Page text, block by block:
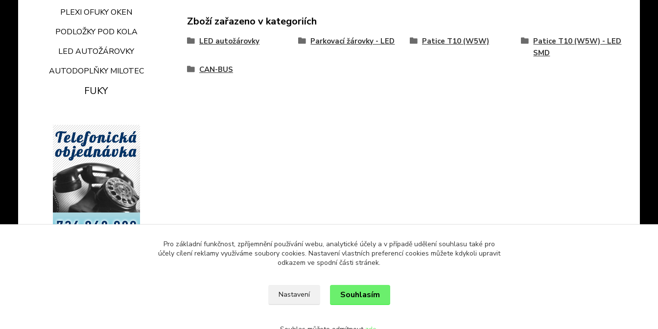
PLEXI OFUKY OKEN
PODLOŽKY POD KOLA
LED AUTOŽÁROVKY
AUTODOPLŇKY MILOTEC
FUKY
Zboží zařazeno v kategoriích
LED autožárovky Parkovací žárovky - LED Patice T10 (W5W)
Patice T10 (W5W) - LED
SMD
CAN-BUS
Pro základní funkčnost, zpříjemnění používání webu, analytické účely a v případě udělení souhlasu také pro
účely cílení reklamy využíváme soubory cookies. Nastavení vlastních preferencí cookies můžete kdykoli upravit
odkazem ve spodní části stránek.
Nastavení Souhlasím